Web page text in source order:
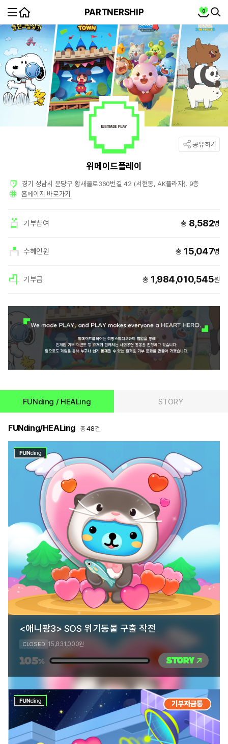
MENU
홈 PARTNERSHIP cart
0
partnership
공유하기
위메이드플레이
경기 성남시 분당구 황새울로360번길 42 (서현동, AK플라자), 9층
홈페이지 바로가기
기부참여 총 8,582명
수혜인원 총 15,047명
기부금 총 1,984,010,545원
세
정
보
html
FUNding / HEALing STORY
FUNding/HEALing 총48건
<애니팡3> SOS 위기동물 구출 작전
CLOSED 15,831,000원
105% STORY